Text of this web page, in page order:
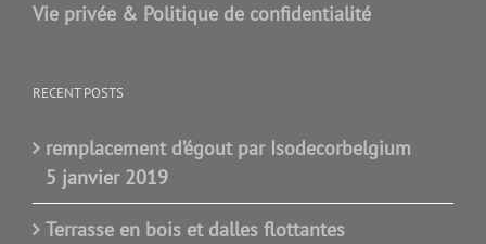
Vie privée & Politique de confidentialité
RECENT POSTS
remplacement d’égout par Isodecorbelgium
5 janvier 2019
Terrasse en bois et dalles flottantes